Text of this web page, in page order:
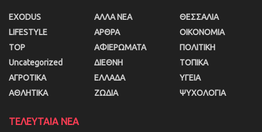
EXODUS
LIFESTYLE
TOP
Uncategorized
ΑΓΡΟΤΙΚΑ
ΑΘΛΗΤΙΚΑ
ΑΛΛΑ ΝΕΑ
ΑΡΘΡΑ
ΑΦΙΕΡΩΜΑΤΑ
ΔΙΕΘΝΗ
ΕΛΛΑΔΑ
ΖΩΔΙΑ
ΘΕΣΣΑΛΙΑ
ΟΙΚΟΝΟΜΙΑ
ΠΟΛΙΤΙΚΗ
ΤΟΠΙΚΑ
ΥΓΕΙΑ
ΨΥΧΟΛΟΓΙΑ
ΤΕΛΕΥΤΑΙΑ ΝΕΑ